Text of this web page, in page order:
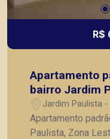
R$
Apartamento
bairro Jardim
Ribeirão Preto/
Jardim Paulista
Apartamento
Paulista, Zona